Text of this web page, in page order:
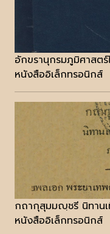
อักขรานุกรมภูมิศาสต
หนังสืออิเล็กทรอนิกส์
กถากุสุมมญฺชรี นิทาน
หนังสืออิเล็กทรอนิกส์